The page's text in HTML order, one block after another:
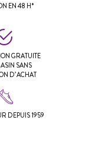
EN 48 H*
GRATUITE
SANS
D’ACHAT
DEPUIS 1959